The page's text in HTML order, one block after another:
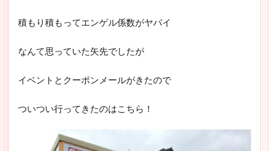
積もり積もってエンゲル係数がヤバイ
なんて思っていた矢先でしたが
イベントとクーポンメールがきたので
ついつい行ってきたのはこちら！